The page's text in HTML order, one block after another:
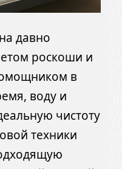
давно
роскоши и
в
воду и
чистоту
техники